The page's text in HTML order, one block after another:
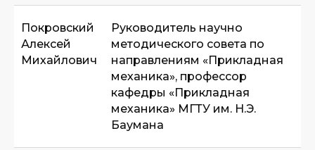
Покровский
Алексей
Михайлович
Руководитель научно
методического совета по
направлениям «Прикладная
механика», профессор
кафедры «Прикладная
механика» МГТУ им. Н.Э.
Баумана